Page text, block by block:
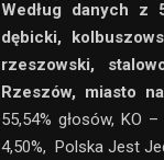
Według danych z
dębicki,
rzeszowski,
Rzeszów, miasto
55,54% głosów, KO
4,50%, Polska Jest